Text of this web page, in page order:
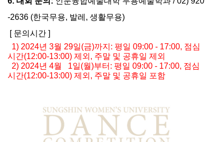
-2636 (한국무용, 발레, 생활무용)
[ 문의시간 ]
1) 2024년 3월 29일(금)까지 : 평일 09:00 - 17:00, 점심
시간(12:00-13:00) 제외, 주말 및 공휴일 제외
2) 2024년 4월 1일(월)부터: 평일 09:00 - 17:00, 점심
시간(12:00-13:00) 제외, 주말 및 공휴일 포함